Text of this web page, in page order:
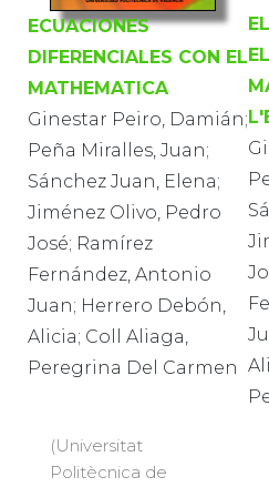
ECUACIONES
DIFERENCIALES CON EL
MATHEMATICA
Ginestar Peiro, Damián;
Peña Miralles, Juan;
Sánchez Juan, Elena;
Jiménez Olivo, Pedro
José; Ramírez
Fernández, Antonio
Juan; Herrero Debón,
Alicia; Coll Aliaga,
Peregrina Del Carmen
(Universitat
Politècnica de